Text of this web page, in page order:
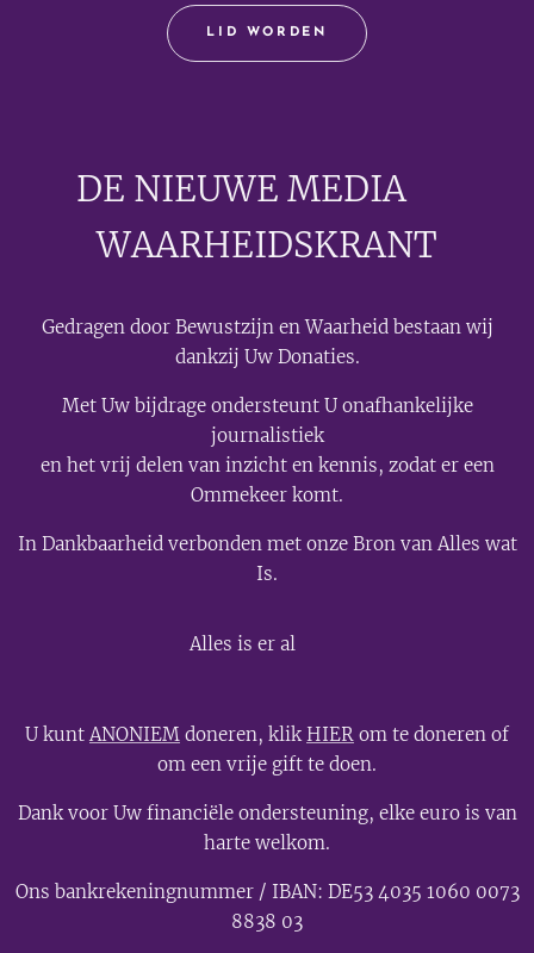
LID WORDEN
DE NIEUWE MEDIA🟣
WAARHEIDSKRANT
Gedragen door Bewustzijn en Waarheid bestaan wij
dankzij Uw Donaties.
Met Uw bijdrage ondersteunt U onafhankelijke
journalistiek
en het vrij delen van inzicht en kennis, zodat er een
Ommekeer komt.
In Dankbaarheid verbonden met onze Bron van Alles wat
Is.
Alles is er al
U kuntANONIEM doneren, klikHIER om te doneren of
om een vrije gift te doen.
Dank voor Uw financiële ondersteuning, elke euro is van
harte welkom.
Ons bankrekeningnummer / IBAN: DE53 4035 1060 0073
8838 03